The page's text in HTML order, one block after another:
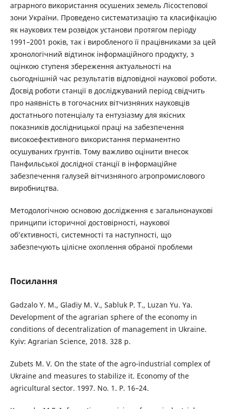
аграрного використання осушених земель Лісостепової
зони України. Проведено систематизацію та класифікацію
як наукових тем розвідок установи протягом періоду
1991–2001 років, так і виробленого її працівниками за цей
хронологічний відтинок інформаційного продукту, з
оцінкою ступеня збереження актуальності на
сьогоднішній час результатів відповідної наукової роботи.
Досвід роботи станції в досліджуваний період свідчить
про наявність в тогочасних вітчизняних науковців
достатнього потенціалу та ентузіазму для якісних
показників дослідницької праці на забезпечення
високоефективного використання перманентно
осушуваних ґрунтів. Тому важливо оцінити внесок
Панфильської дослідної станції в інформаційне
забезпечення галузей вітчизняного агропромислового
виробництва.
Методологічною основою дослідження є загальнонаукові
принципи історичної достовірності, наукової
об’єктивності, системності та наступності, що
забезпечують цілісне охоплення обраної проблеми
Посилання
Gadzalo Y. M., Gladiy M. V., Sabluk P. T., Luzan Yu. Ya.
Development of the agrarian sphere of the economy in
conditions of decentralization of management in Ukraine.
Kyiv: Agrarian Science, 2018. 328 p.
Zubets M. V. On the state of the agro-industrial complex of
Ukraine and measures to stabilize it. Economy of the
agricultural sector. 1997. No. 1. P. 16–24.